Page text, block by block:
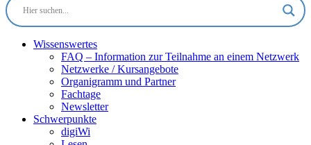
Wissenswertes
FAQ – Information zur Teilnahme an einem Netzwerk
Netzwerke / Kursangebote
Organigramm und Partner
Fachtage
Newsletter
Schwerpunkte
digiWi